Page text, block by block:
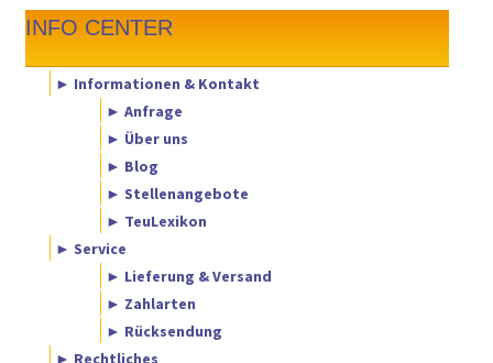
INFO CENTER
► Informationen & Kontakt
► Anfrage
► Über uns
► Blog
► Stellenangebote
► TeuLexikon
► Service
► Lieferung & Versand
► Zahlarten
► Rücksendung
► Rechtliches